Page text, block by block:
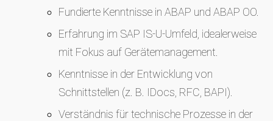
Fundierte Kenntnisse in ABAP und ABAP OO.
Erfahrung im SAP IS-U-Umfeld, idealerweise
mit Fokus auf Gerätemanagement.
Kenntnisse in der Entwicklung von
Schnittstellen (z. B. IDocs, RFC, BAPI).
Verständnis für technische Prozesse in der